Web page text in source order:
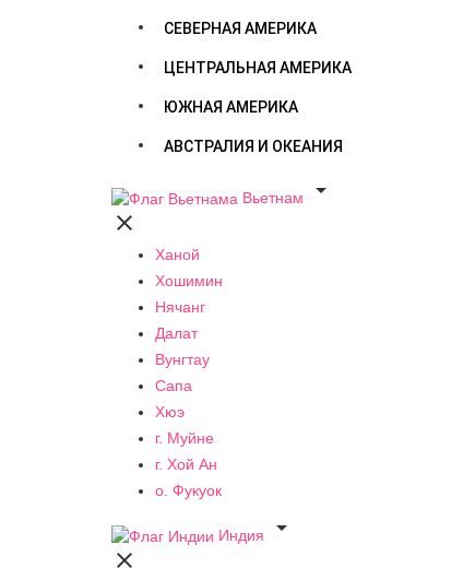
СЕВЕРНАЯ АМЕРИКА
ЦЕНТРАЛЬНАЯ АМЕРИКА
ЮЖНАЯ АМЕРИКА
АВСТРАЛИЯ И ОКЕАНИЯ
Вьетнам


Ханой
Хошимин
Нячанг
Далат
Вунгтау
Сапа
Хюэ
г. Муйне
г. Хой Ан
о. Фукуок
Индия

